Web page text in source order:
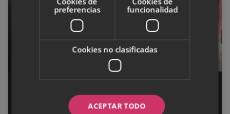
preferencias
funcionalidad
Cookies no clasificadas
ACEPTAR TODO